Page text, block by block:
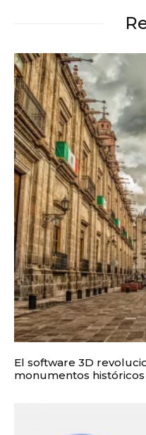
El software 3D
monumentos